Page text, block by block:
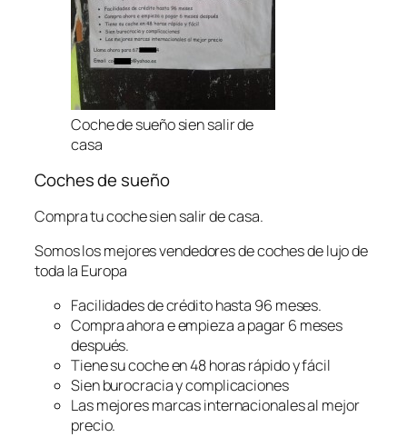
Coche de sueño sien salir de
casa
Coches de sueño
Compra tu coche sien salir de casa.
Somos los mejores vendedores de coches de lujo de
toda la Europa
Facilidades de crédito hasta 96 meses.
Compra ahora e empieza a pagar 6 meses
después.
Tiene su coche en 48 horas rápido y fácil
Sien burocracia y complicaciones
Las mejores marcas internacionales al mejor
precio.